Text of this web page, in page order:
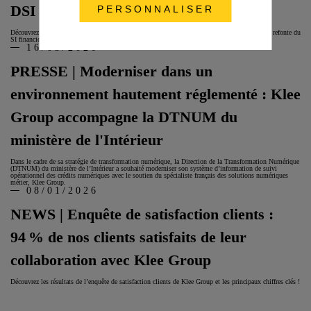
DSI
Découvrez le retour d’expérience des équipes de la DTNUM du Ministère de l’Intérieur, sur la refonte du
SI financier menée avec Klee Group et Ovomnia.
PRESSE | Moderniser dans un
environnement hautement réglementé : Klee
Group accompagne la DTNUM du
ministère de l'Intérieur
16/03/2026
Dans le cadre de sa stratégie de transformation numérique, la Direction de la Transformation Numérique
(DTNUM) du ministère de l’Intérieur a souhaité moderniser son système d’information de suivi
opérationnel des crédits numériques avec le soutien du spécialiste français des solutions numériques
métier, Klee Group.
NEWS | Enquête de satisfaction clients :
94 % de nos clients satisfaits de leur
collaboration avec Klee Group
08/01/2026
Découvrez les résultats de l’enquête de satisfaction clients de Klee Group et les principaux chiffres clés !
PERSONNALISER